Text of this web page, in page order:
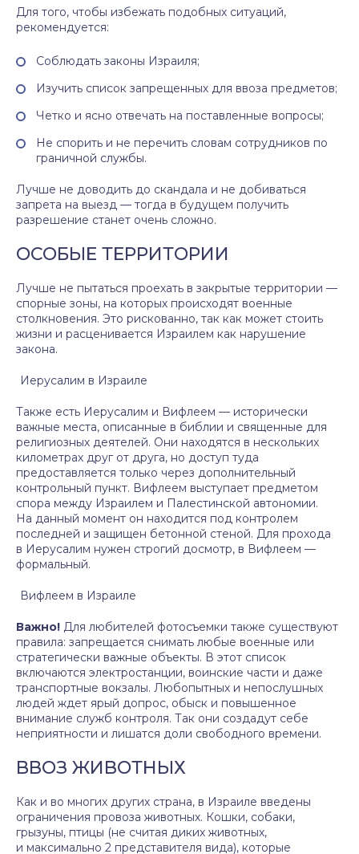
Для того, чтобы избежать подобных ситуаций,
рекомендуется:
Соблюдать законы Израиля;
Изучить список запрещенных для ввоза предметов;
Четко и ясно отвечать на поставленные вопросы;
Не спорить и не перечить словам сотрудников по
граничной службы.
Лучше не доводить до скандала и не добиваться
запрета на выезд — тогда в будущем получить
разрешение станет очень сложно.
ОСОБЫЕ ТЕРРИТОРИИ
Лучше не пытаться проехать в закрытые территории —
спорные зоны, на которых происходят военные
столкновения. Это рискованно, так как может стоить
жизни и расценивается Израилем как нарушение
закона.
Иерусалим в Израиле
Также есть Иерусалим и Вифлеем — исторически
важные места, описанные в библии и священные для
религиозных деятелей. Они находятся в нескольких
километрах друг от друга, но доступ туда
предоставляется только через дополнительный
контрольный пункт. Вифлеем выступает предметом
спора между Израилем и Палестинской автономии.
На данный момент он находится под контролем
последней и защищен бетонной стеной. Для прохода
в Иерусалим нужен строгий досмотр, в Вифлеем —
формальный.
Вифлеем в Израиле
Важно! Для любителей фотосъемки также существуют
правила: запрещается снимать любые военные или
стратегически важные объекты. В этот список
включаются электростанции, воинские части и даже
транспортные вокзалы. Любопытных и непослушных
людей ждет ярый допрос, обыск и повышенное
внимание служб контроля. Так они создадут себе
неприятности и лишатся доли свободного времени.
ВВОЗ ЖИВОТНЫХ
Как и во многих других страна, в Израиле введены
ограничения провоза животных. Кошки, собаки,
грызуны, птицы (не считая диких животных,
и максимально 2 представителя вида), которые